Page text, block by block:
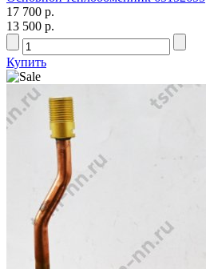
17 700 р.
13 500 р.
Купить